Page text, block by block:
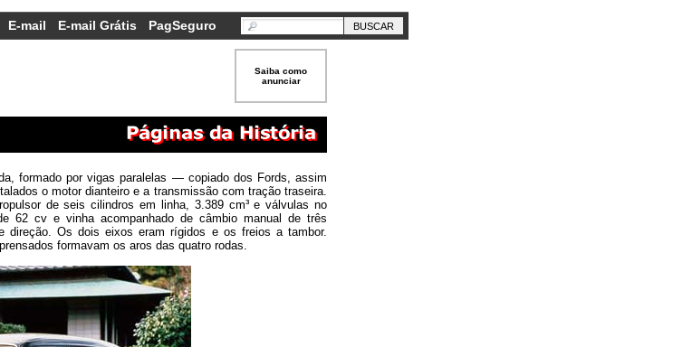
E-mail E-mail Grátis PagSeguro
Saiba como
anunciar
formado por vigas paralelas — copiado dos Fords, assim
o motor dianteiro e a transmissão com tração traseira.
de seis cilindros em linha, 3.389 cm³ e válvulas no
62 cv e vinha acompanhado de câmbio manual de três
direção. Os dois eixos eram rígidos e os freios a tambor.
formavam os aros das quatro rodas.